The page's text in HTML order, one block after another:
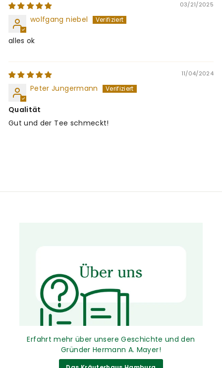
03/21/2025
wolfgang niebel
alles ok
11/04/2024
Peter Jungermann
Qualität
Gut und der Tee schmeckt!
Erfahrt mehr über unsere Geschichte und den
Gründer Hermann A. Mayer!